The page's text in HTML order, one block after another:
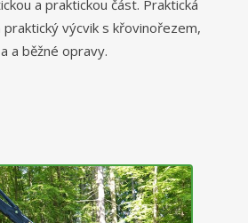
a praktickou část. Praktická
výcvik s křovinořezem,
a běžné opravy.